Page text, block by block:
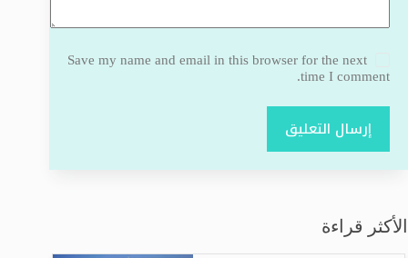
Save my name and email in this browser for the next
time I comment.
إرسال التعليق
الأكثر قراءة